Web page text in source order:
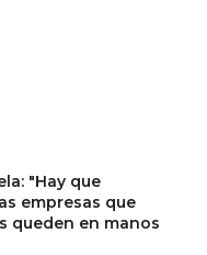
"Hay que
empresas que
queden en manos